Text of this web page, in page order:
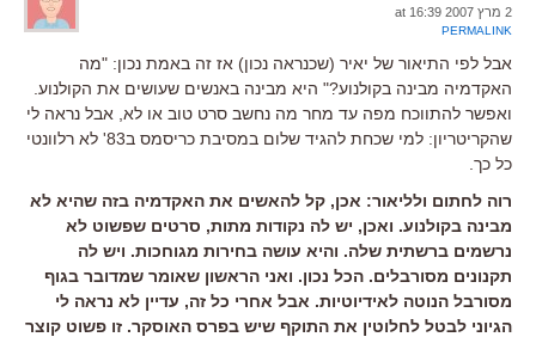
2 מרץ 2007 at 16:39
PERMALINK
אבל לפי התיאור של יאיר (שכנראה נכון) אז זה באמת נכון: "מה
האקדמיה מבינה בקולנוע?" היא מבינה באנשים שעושים את הקולנוע.
ואפשר להתווכח מפה עד מחר מה נחשב סרט טוב או לא, אבל נראה לי
שהקריטריון: למי שכחת להגיד שלום במסיבת כריסמס ב83' לא רלוונטי
כל כך.
רוה לחתום ולליאור: אכן, קל להאשים את האקדמיה בזה שהיא לא
מבינה בקולנוע. ואכן, יש לה נקודות מתות, סרטים שפשוט לא
נרשמים ברשתית שלה. והיא עושה בחירות מגוחכות. ויש לה
תקנונים מסורבלים. הכל נכון. ואני הראשון שאומר שמדובר בגוף
מסורבל הנוטה לאידיוטיות. אבל אחרי כל זה, עדיין לא נראה לי
הגיוני לבטל לחלוטין את התוקף שיש בפרס האוסקר. זו פשוט קוצר